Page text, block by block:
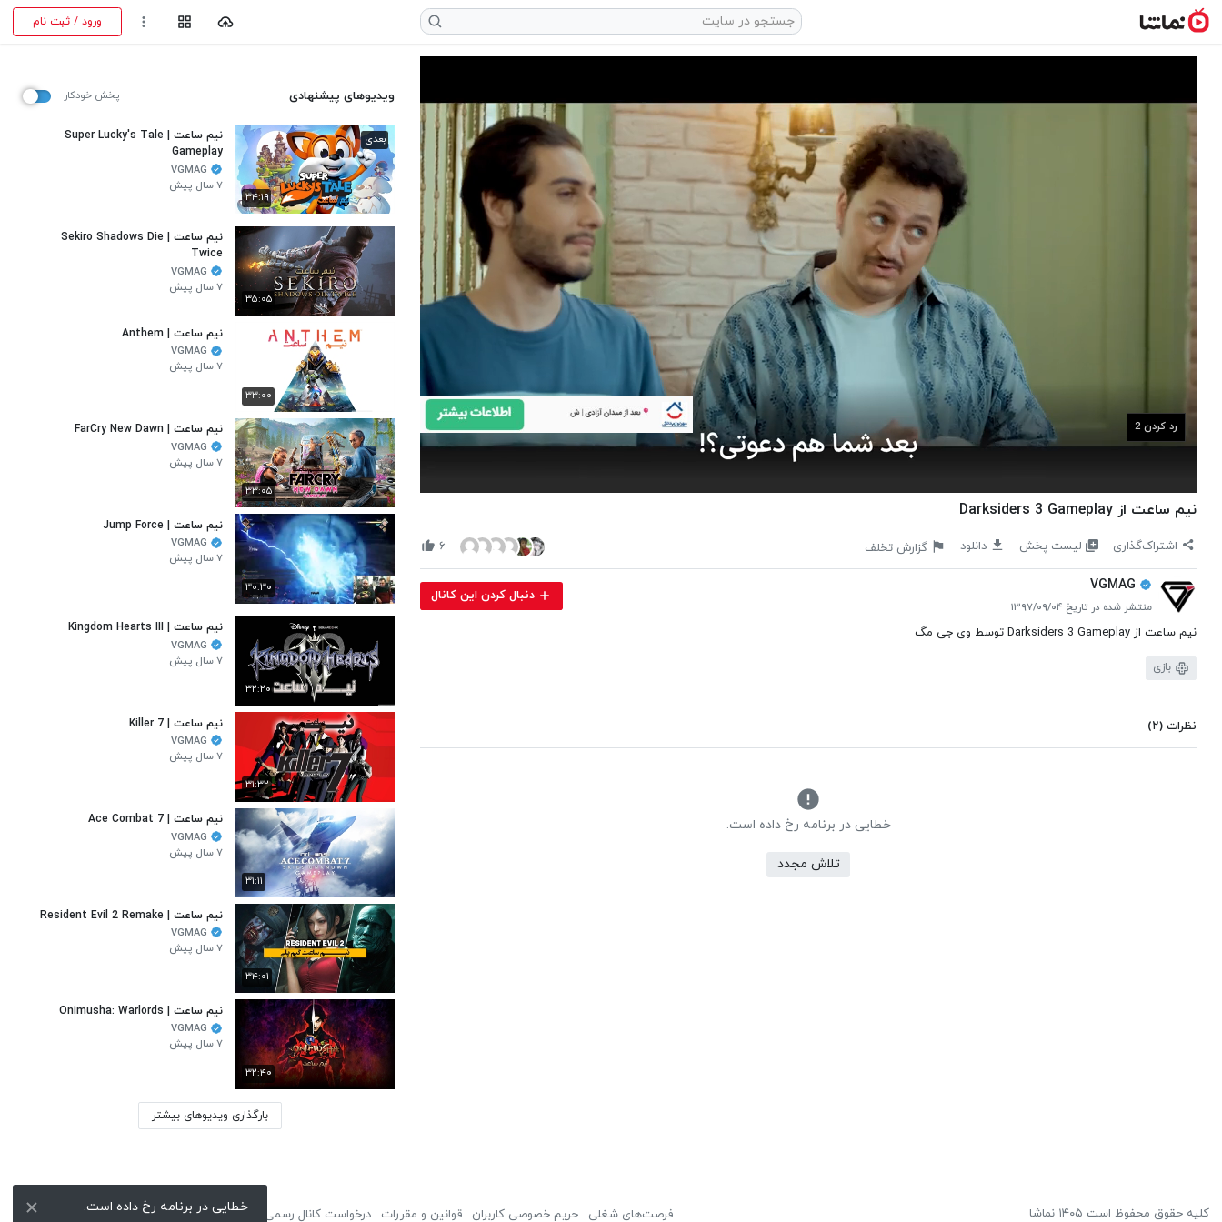
ورود / ثبت نام
رد کردن 1
نیم ساعت از Darksiders 3 Gameplay
اشتراک‌گذاری لیست پخش دانلود گزارش تخلف ۶
VGMAG
منتشر شده در تاریخ ۱۳۹۷/۰۹/۰۴
دنبال کردن این کانال
نیم ساعت از Darksiders 3 Gameplay توسط وی جی مگ
بازی
نظرات (۲)
خطایی در برنامه رخ داده است.
تلاش مجدد
ویدیوهای پیشنهادی پخش خودکار
۳۴:۱۹
بعدی
نیم ساعت | Super Lucky's Tale
Gameplay
VGMAG
۷ سال پیش
۳۵:۰۵
نیم ساعت | Sekiro Shadows Die
Twice
VGMAG
۷ سال پیش
۳۳:۰۰
نیم ساعت | Anthem
VGMAG
۷ سال پیش
۳۳:۰۵
نیم ساعت | FarCry New Dawn
VGMAG
۷ سال پیش
۳۰:۳۰
نیم ساعت | Jump Force
VGMAG
۷ سال پیش
۳۲:۲۰
نیم ساعت | Kingdom Hearts III
VGMAG
۷ سال پیش
۳۱:۳۲
نیم ساعت | Killer 7
VGMAG
۷ سال پیش
۳۱:۱۱
نیم ساعت | Ace Combat 7
VGMAG
۷ سال پیش
۳۴:۰۱
نیم ساعت | Resident Evil 2 Remake
VGMAG
۷ سال پیش
۳۲:۴۰
نیم ساعت | Onimusha: Warlords
VGMAG
۷ سال پیش
بارگذاری ویدیوهای بیشتر
کلیه حقوق محفوظ است ۱۴۰۵ نماشا فرصت‌های شغلی حریم خصوصی کاربران قوانین و مقررات درخواست کانال رسمی لوگوی نماشا تبلیغات گزارش تخلف تماس با ما خطایی در برنامه رخ داده است.